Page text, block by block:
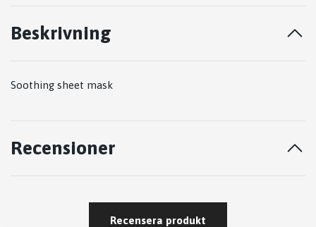
Beskrivning
Soothing sheet mask
Recensioner
Recensera produkt